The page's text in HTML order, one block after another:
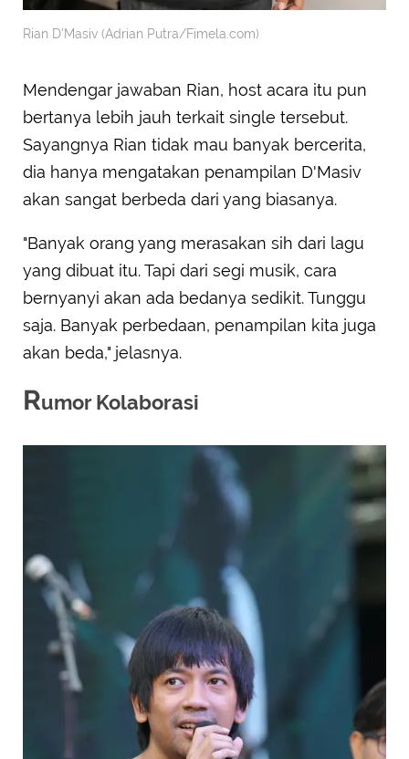
Rian D'Masiv (Adrian Putra/Fimela.com)
Mendengar jawaban Rian, host acara itu pun
bertanya lebih jauh terkait single tersebut.
Sayangnya Rian tidak mau banyak bercerita,
dia hanya mengatakan penampilan D'Masiv
akan sangat berbeda dari yang biasanya.
"Banyak orang yang merasakan sih dari lagu
yang dibuat itu. Tapi dari segi musik, cara
bernyanyi akan ada bedanya sedikit. Tunggu
saja. Banyak perbedaan, penampilan kita juga
akan beda," jelasnya.
Rumor Kolaborasi